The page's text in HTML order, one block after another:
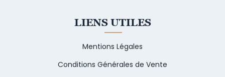
LIENS UTILES
Mentions Légales
Conditions Générales de Vente